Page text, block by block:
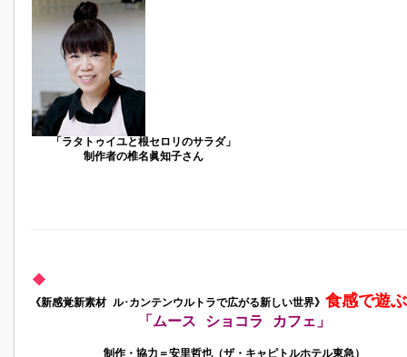
「ラタトゥイユと根セロリのサラダ」
制作者の椎名眞知子さん
《新感覚新素材 ル･カンテンウルトラで広がる新しい世界》 食感で遊ぶ
「ムース ショコラ カフェ」
制作・協力＝安里哲也（ザ・キャピトルホテル東急）